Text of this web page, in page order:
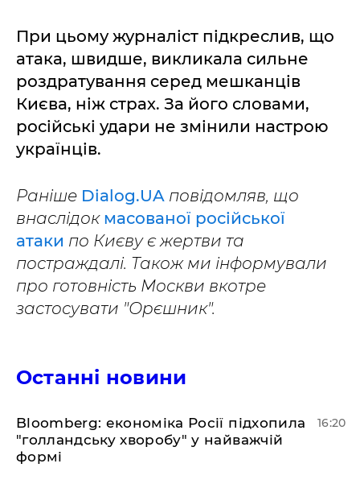
При цьому журналіст підкреслив, що
атака, швидше, викликала сильне
роздратування серед мешканців
Києва, ніж страх. За його словами,
російські удари не змінили настрою
українців.
Раніше Dialog.UA повідомляв, що
внаслідок масованої російської
атаки по Києву є жертви та
постраждалі. Також ми інформували
про готовність Москви вкотре
застосувати "Орєшник".
Останні новини
Bloomberg: економіка Росії підхопила
"голландську хворобу" у найважчій
формі
16:20